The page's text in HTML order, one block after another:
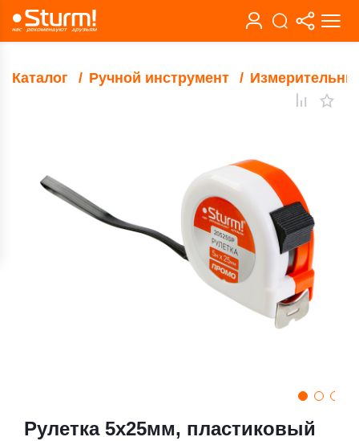
Каталог Ручной инструмент
Рулетка 5х25мм, пластиковый